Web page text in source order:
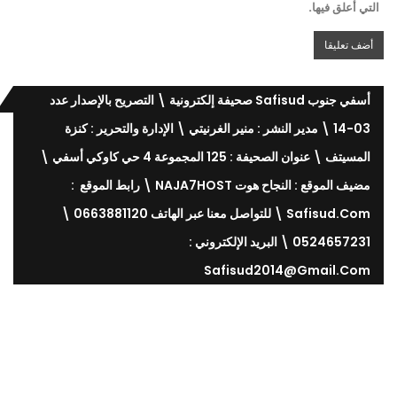
التي أعلق فيها.
أسفي جنوب Safisud صحيفة إلكترونية \ التصريح بالإصدار عدد
03-14 \ مدير النشر : منير الغرنيتي \ الإدارة والتحرير : كنزة
المسيتف \ عنوان الصحيفة : 125 المجموعة 4 حي كاوكي أسفي \
مضيف الموقع : النجاح هوت NAJA7HOST \ رابط الموقع :
Safisud.com \ للتواصل معنا عبر الهاتف 0663881120 \
0524657231 \ البريد الإلكتروني :
Safisud2014@gmail.com